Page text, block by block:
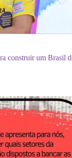
construir um Brasil